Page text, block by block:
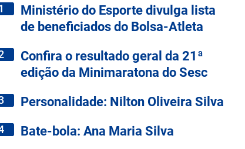
Ministério do Esporte divulga lista
de beneficiados do Bolsa-Atleta
Confira o resultado geral da 21ª
edição da Minimaratona do Sesc
Personalidade: Nilton Oliveira Silva
Bate-bola: Ana Maria Silva